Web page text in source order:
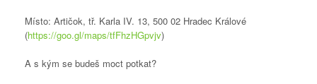
Místo: Artičok, tř. Karla IV. 13, 500 02 Hradec Králové
(https://goo.gl/maps/tfFhzHGpvjv)
A s kým se budeš moct potkat?